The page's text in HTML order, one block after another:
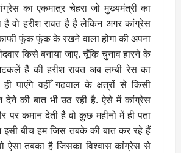
का एकमात्र चेहरा जो मुख्यमंत्री का
है वो हरीश रावत है है लेकिन अगर कांग्रेस
फूंक फूंक के रखने वाला होगा की अपना
किसे बनाया जाए. चूँकि चुनाव हारने के
हैं की हरीश रावत अब लम्बी रेस का
ही पाएंगे वहीँ गढ़वाल के क्षत्रों से किसी
देने की बात भी उठ रही है. ऐसे में कांग्रेस
पर कमान देती है वो कुछ महीनो में ही पता
बीच हम जिस तबके की बात कर रहे हैं
ऐसा तबका है जिसका विश्वास कांग्रेस से